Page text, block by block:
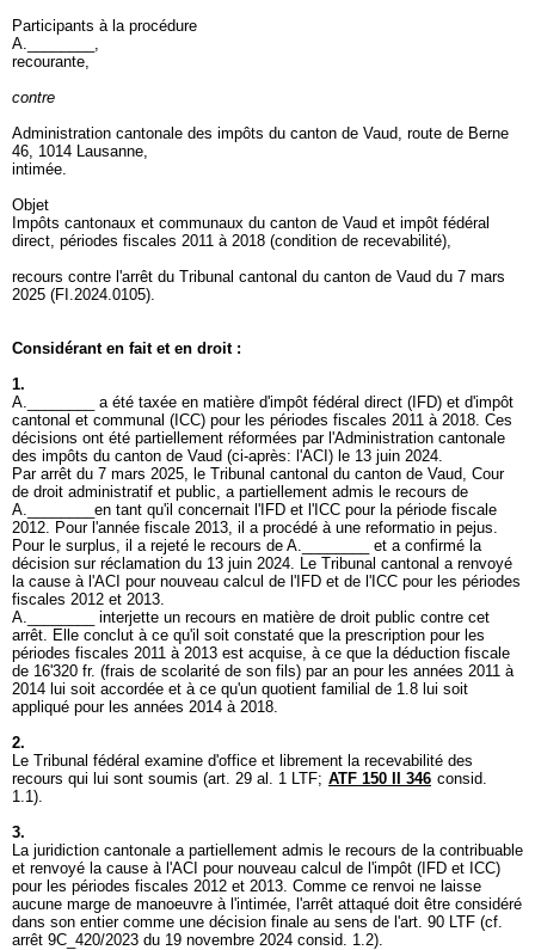
Participants à la procédure
A.________,
recourante,
contre
Administration cantonale des impôts du canton de Vaud, route de Berne
46, 1014 Lausanne,
intimée.
Objet
Impôts cantonaux et communaux du canton de Vaud et impôt fédéral
direct, périodes fiscales 2011 à 2018 (condition de recevabilité),
recours contre l'arrêt du Tribunal cantonal du canton de Vaud du 7 mars
2025 (FI.2024.0105).
Considérant en fait et en droit :
1.
A.________ a été taxée en matière d'impôt fédéral direct (IFD) et d'impôt
cantonal et communal (ICC) pour les périodes fiscales 2011 à 2018. Ces
décisions ont été partiellement réformées par l'Administration cantonale
des impôts du canton de Vaud (ci-après: l'ACI) le 13 juin 2024.
Par arrêt du 7 mars 2025, le Tribunal cantonal du canton de Vaud, Cour
de droit administratif et public, a partiellement admis le recours de
A.________en tant qu'il concernait l'IFD et l'ICC pour la période fiscale
2012. Pour l'année fiscale 2013, il a procédé à une reformatio in pejus.
Pour le surplus, il a rejeté le recours de A.________ et a confirmé la
décision sur réclamation du 13 juin 2024. Le Tribunal cantonal a renvoyé
la cause à l'ACI pour nouveau calcul de l'IFD et de l'ICC pour les périodes
fiscales 2012 et 2013.
A.________ interjette un recours en matière de droit public contre cet
arrêt. Elle conclut à ce qu'il soit constaté que la prescription pour les
périodes fiscales 2011 à 2013 est acquise, à ce que la déduction fiscale
de 16'320 fr. (frais de scolarité de son fils) par an pour les années 2011 à
2014 lui soit accordée et à ce qu'un quotient familial de 1.8 lui soit
appliqué pour les années 2014 à 2018.
2.
Le Tribunal fédéral examine d'office et librement la recevabilité des
recours qui lui sont soumis (art. 29 al. 1 LTF; ATF 150 II 346 consid.
1.1).
3.
La juridiction cantonale a partiellement admis le recours de la contribuable
et renvoyé la cause à l'ACI pour nouveau calcul de l'impôt (IFD et ICC)
pour les périodes fiscales 2012 et 2013. Comme ce renvoi ne laisse
aucune marge de manoeuvre à l'intimée, l'arrêt attaqué doit être considéré
dans son entier comme une décision finale au sens de l'art. 90 LTF (cf.
arrêt 9C_420/2023 du 19 novembre 2024 consid. 1.2).